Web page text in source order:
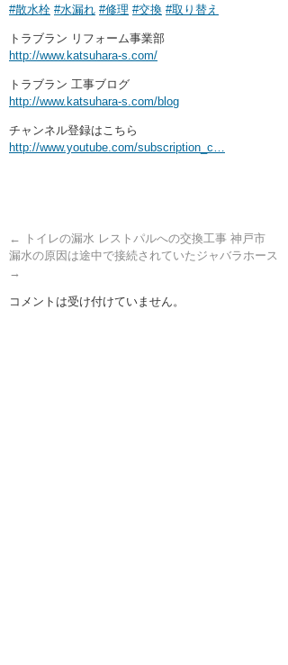
#散水栓 #水漏れ #修理 #交換 #取り替え
トラブラン リフォーム事業部
http://www.katsuhara-s.com/
トラブラン 工事ブログ
http://www.katsuhara-s.com/blog
チャンネル登録はこちら
http://www.youtube.com/subscription_c…
←
トイレの漏水 レストパルへの交換工事 神戸市
漏水の原因は途中で接続されていたジャバラホース
→
コメントは受け付けていません。